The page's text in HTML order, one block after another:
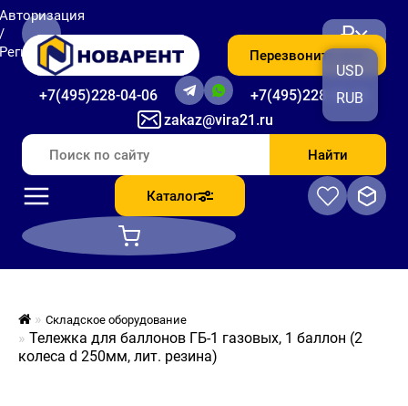
zakaz@vira21.ru
+7(495)228-04-06 +7(495)228-06-56
Перезвоните мне
₽
USD
RUB
Найти
Каталог
Складское оборудование
Тележка для баллонов ГБ-1 газовых, 1 баллон (2
колеса d 250мм, лит. резина)